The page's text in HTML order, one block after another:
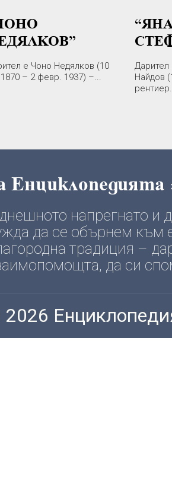
е Чоно Недялков (10
– 2 февр. 1937) –...
Найдов
Енциклопедията
напрегнато
да се обърнем към
традиция –
да си